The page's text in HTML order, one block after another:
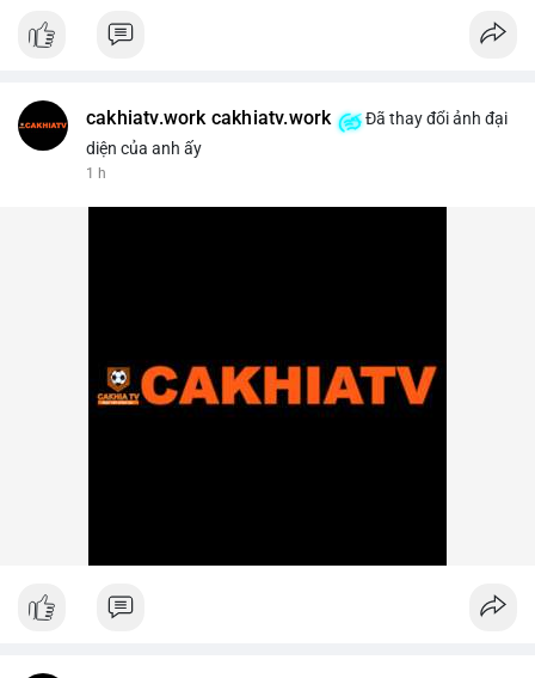
cakhiatv.work cakhiatv.work
Đã thay đổi ảnh đại
diện của anh ấy
1 h